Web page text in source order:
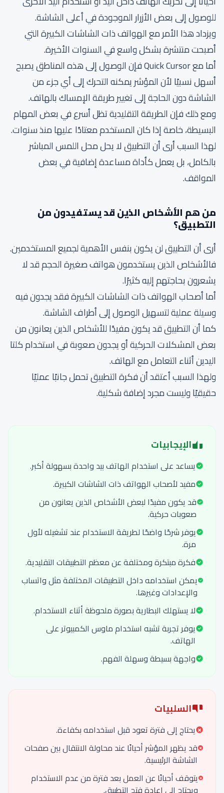
للوصول إلى بعض الأزرار الموجودة في أعلى الشاشة.
ويزداد هذا الأمر مع الهواتف ذات الشاشات الكبيرة التي
أصبحت منتشرة بشكل واسع في السنوات الأخيرة.
أما مع Quick Cursor فإن الوصول إلى هذه المناطق يصبح
أسهل نسبيًا لأن المؤشر يمكنه التحرك إلى أي جزء من
الشاشة دون الحاجة إلى تغيير طريقة الإمساك بالهاتف.
ومع ذلك فإن الطريقة التقليدية تظل أسرع في بعض المهام
البسيطة، خاصة إذا كان المستخدم معتادًا عليها منذ سنوات.
لهذا السبب أرى أن التطبيق لا يحل محل اللمس المباشر
بالكامل، بل يعمل كأداة مساعدة إضافية في بعض
المواقف.
من هم الأشخاص الذين قد يستفيدون من
التطبيق؟
أرى أن التطبيق لن يكون بنفس الأهمية لجميع المستخدمين.
فالأشخاص الذين يستخدمون هواتف صغيرة الحجم قد لا
يشعرون بحاجتهم إليه كثيرًا.
أما أصحاب الهواتف ذات الشاشات الكبيرة فقد يجدون فيه
وسيلة عملية لتسهيل الوصول إلى أطراف الشاشة.
كما أن التطبيق قد يكون مفيدًا للأشخاص الذين يعانون من
بعض المشكلات الحركية أو يجدون صعوبة في استخدام كلتا
اليدين أثناء التعامل مع الهاتف.
ولهذا السبب أعتقد أن فكرة التطبيق تحمل جانبًا عمليًا
حقيقيًا وليست مجرد إضافة شكلية.
الإيجابيات
يساعد على استخدام الهاتف بيد واحدة بسهولة أكبر.
مفيد لأصحاب الهواتف ذات الشاشات الكبيرة.
قد يكون مفيدًا لبعض الأشخاص الذين يعانون من
صعوبات حركية.
يوفر شرحًا واضحًا لطريقة الاستخدام عند تشغيله لأول
مرة.
فكرة مبتكرة ومختلفة عن معظم التطبيقات التقليدية.
يمكن استخدامه داخل التطبيقات المختلفة مثل واتساب
والإعدادات وغيرها.
لا يستهلك البطارية بصورة ملحوظة أثناء الاستخدام.
يوفر تجربة تشبه استخدام ماوس الكمبيوتر على
الهاتف.
واجهة بسيطة وسهلة الفهم.
السلبيات
يحتاج إلى فترة تعود قبل استخدامه بكفاءة.
قد يظهر المؤشر أحيانًا عند محاولة الانتقال بين صفحات
الشاشة الرئيسية.
يتوقف أحيانًا عن العمل بعد فترة من عدم الاستخدام
ويحتاج إلى إعادة فتح التطبيق.